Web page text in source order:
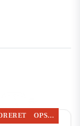
OPSLAGSTAVLEN